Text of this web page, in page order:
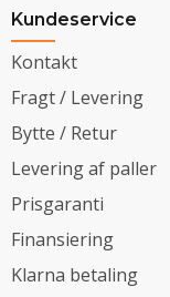
Kundeservice
Kontakt
Fragt / Levering
Bytte / Retur
Levering af paller
Prisgaranti
Finansiering
Klarna betaling